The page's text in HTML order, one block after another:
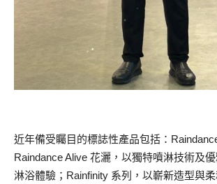
近年備受矚目的標誌性產品包括：
Raindance Alive 花灑，以獨特噴淋技術及
淋浴體驗；Rainfinity 系列，以嶄新造型與